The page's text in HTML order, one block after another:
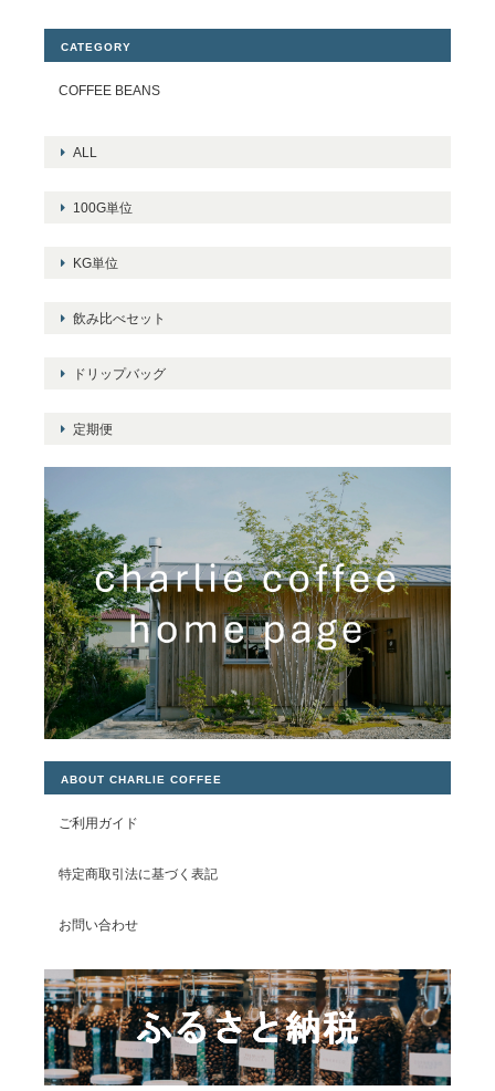
CATEGORY
COFFEE BEANS
ALL
100G単位
KG単位
飲み比べセット
ドリップバッグ
定期便
ABOUT CHARLIE COFFEE
ご利用ガイド
特定商取引法に基づく表記
お問い合わせ